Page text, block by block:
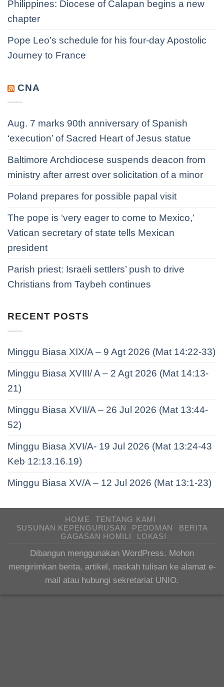
Philippines: Diocese of Calapan begins a new
chapter
Pope Leo’s schedule for his four-day Apostolic
Journey to France
CNA
Aug. 7 marks 90th anniversary of Spanish
‘execution’ of Sacred Heart of Jesus statue
Baltimore Archdiocese suspends deacon from
ministry after arrest over solicitation of a minor
Poland prepares for possible papal visit
The pope is ‘very eager to come to Mexico,’
Vatican secretary of state tells Mexican
president
Parish priest: Israeli settlers’ push to drive
Christians from Taybeh continues
RECENT POSTS
Minggu Biasa XIX/A – 9 Agt 2026 (Mat 14:22-33)
Minggu Biasa XVIII/ A – 2 Agt 2026 (Mat 14:13-
21)
Minggu Biasa XVII/A – 26 Jul 2026 (Mat 13:44-
52)
Minggu Biasa XVI/A- 19 Jul 2026 (Mat 13:24-43
Keb 12:13.16.19)
Minggu Biasa XV/A – 12 Jul 2026 (Mat 13:1-23)
HOME
TENTANG KAMI
SUSUNAN KEPENGURUSAN
PEDOMAN
BERITA
GAGASAN HOMILI
LOKASI
Dibangun menggunakan WordPress. Mohon
mengirimkan berita, artikel, naskah tulisan ke alamat e-
mail atau hubungi sekretariat UNIO.